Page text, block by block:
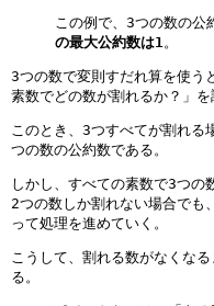
n
e
{
\
h
a
t
o
li
n
e
{
p
h
n
t
er
li
n
e
\
p
a
n
d
er
li
n
{
\
h
a
a
c
e
{
9
e
}
\
この例で、3つの数の
の最大公約数は1 。
3つの数で変則すだれ算を使う
素数でどの数が割れるか？」を
このとき、3つすべてが割れる
つの数の公約数である。
しかし、すべての素数で3つの
2つの数しか割れない場合でも
って処理を進めていく。
こうして、割れる数がなくな
る。